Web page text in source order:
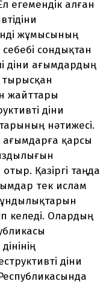
егемендік алған
жұмысының
сондықтан
діни ағымдардың
жайттары
діни
нәтижесі.
ағымдарға қарсы
Қазіргі таңда
тек ислам
келеді. Олардың
діни